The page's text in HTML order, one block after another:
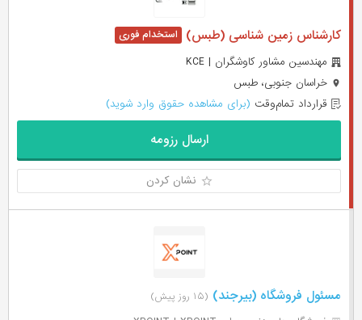
کارشناس زمین شناسی (طبس)
مهندسین مشاور کاوشگران | KCE
خراسان جنوبی، طبس
قرارداد تمام‌وقت (برای مشاهده حقوق وارد شوید)
ارسال رزومه
نشان کردن
مسئول فروشگاه (بیرجند) (۱۵ روز پیش)